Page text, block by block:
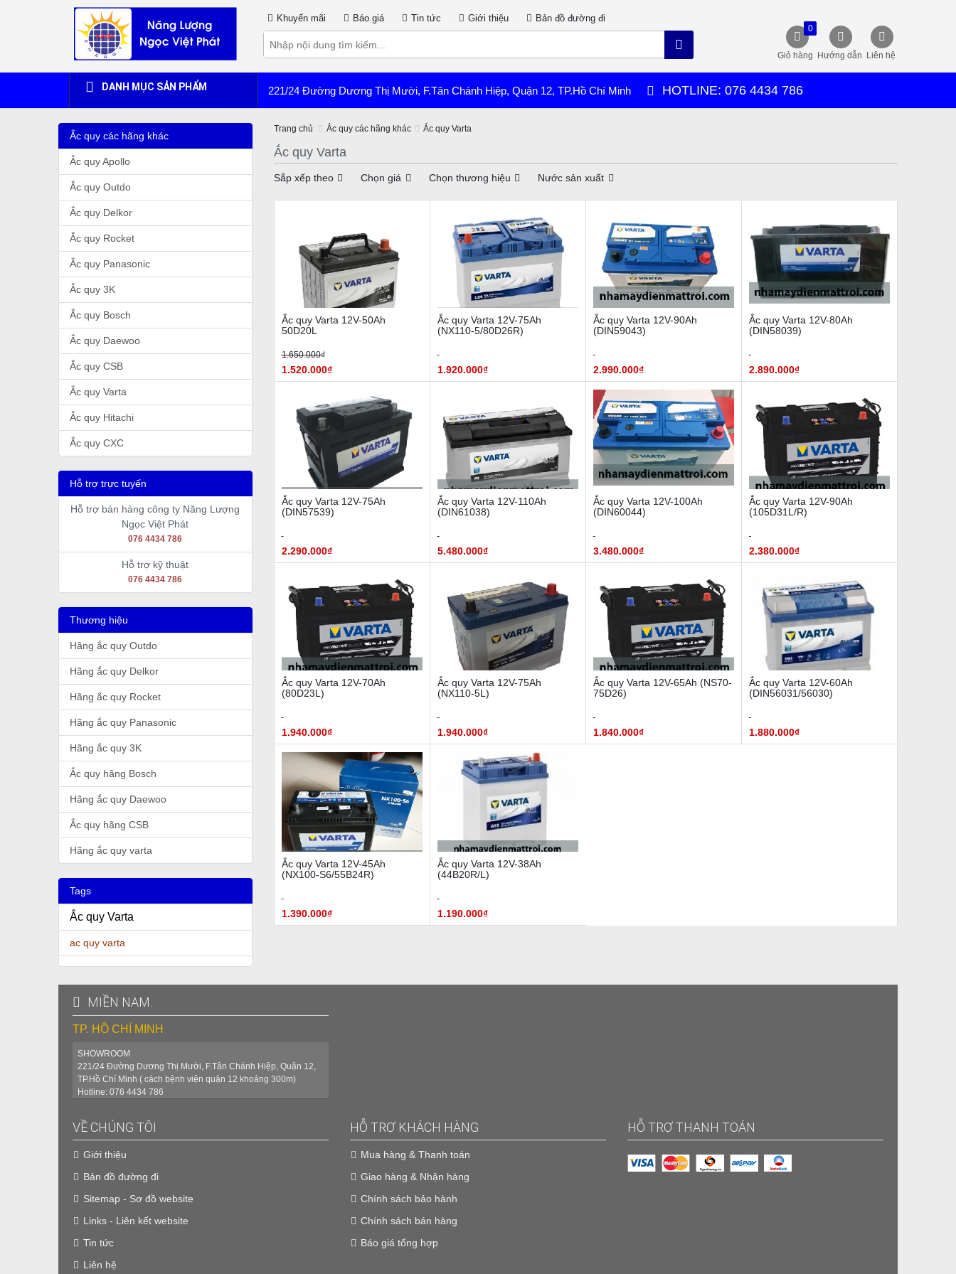
Khuyến mãi Báo giá Tin tức Giới thiệu Bản đồ đường đi
Giỏ hàng
0
Hướng dẫn Liên hệ
DANH MỤC SẢN PHẨM 221/24 Đường Dương Thị Mười, F.Tân Chánh Hiệp, Quận 12, TP.Hồ Chí Minh HOTLINE: 076 4434 786
Ắc quy các hãng khác
Ắc quy Apollo
Ắc quy Outdo
Ắc quy Delkor
Ắc quy Rocket
Ắc quy Panasonic
Ắc quy 3K
Ắc quy Bosch
Ắc quy Daewoo
Ắc quy CSB
Ắc quy Varta
Ắc quy Hitachi
Ắc quy CXC
Hỗ trợ trực tuyến
Hỗ trợ bán hàng công ty Năng Lượng
Ngọc Việt Phát
076 4434 786
Hỗ trợ kỹ thuật
076 4434 786
Thương hiệu
Hãng ắc quy Outdo
Hãng ắc quy Delkor
Hãng ắc quy Rocket
Hãng ắc quy Panasonic
Hãng ắc quy 3K
Ắc quy hãng Bosch
Hãng ắc quy Daewoo
Ắc quy hãng CSB
Hãng ắc quy varta
Tags
Ắc quy Varta
ac quy varta
Trang chủ Ắc quy các hãng khác Ắc quy Varta
Ắc quy Varta
Sắp xếp theo Chọn giá Chọn thương hiệu Nước sản xuất
Ắc quy Varta 12V-50Ah
50D20L
1.650.000₫
1.520.000₫
Ắc quy Varta 12V-75Ah
(NX110-5/80D26R)
1.920.000₫
Ắc quy Varta 12V-90Ah
(DIN59043)
2.990.000₫
Ắc quy Varta 12V-80Ah
(DIN58039)
2.890.000₫
Ắc quy Varta 12V-75Ah
(DIN57539)
2.290.000₫
Ắc quy Varta 12V-110Ah
(DIN61038)
5.480.000₫
Ắc quy Varta 12V-100Ah
(DIN60044)
3.480.000₫
Ắc quy Varta 12V-90Ah
(105D31L/R)
2.380.000₫
Ắc quy Varta 12V-70Ah
(80D23L)
1.940.000₫
Ắc quy Varta 12V-75Ah
(NX110-5L)
1.940.000₫
Ắc quy Varta 12V-65Ah (NS70-
75D26)
1.840.000₫
Ắc quy Varta 12V-60Ah
(DIN56031/56030)
1.880.000₫
Ắc quy Varta 12V-45Ah
(NX100-S6/55B24R)
1.390.000₫
Ắc quy Varta 12V-38Ah
(44B20R/L)
1.190.000₫
MIỀN NAM.
TP. HỒ CHÍ MINH
SHOWROOM
221/24 Đường Dương Thị Mười, F.Tân Chánh Hiệp, Quận 12,
TP.Hồ Chí Minh ( cách bệnh viện quận 12 khoảng 300m)
Hotline: 076 4434 786
VỀ CHÚNG TÔI
Giới thiệu
Bản đồ đường đi
Sitemap - Sơ đồ website
Links - Liên kết website
Tin tức
Liên hệ
HỖ TRỢ KHÁCH HÀNG
Mua hàng & Thanh toán
Giao hàng & Nhận hàng
Chính sách bảo hành
Chính sách bán hàng
Báo giá tổng hợp
HỖ TRỢ THANH TOÁN